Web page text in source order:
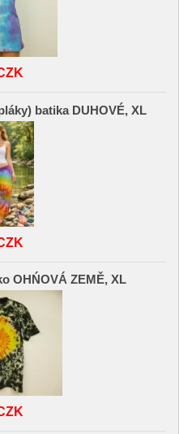
batika DUHOVÉ, XL
OHŃOVÁ ZEMĚ, XL